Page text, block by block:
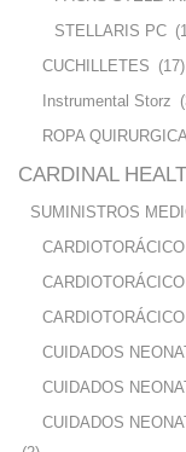
STELLARIS PC
CUCHILLETES (17)
Instrumental Storz
ROPA QUIRURGICA
CARDINAL
SUMINISTROS
CUIDADOS
CUIDADOS
CUIDADOS